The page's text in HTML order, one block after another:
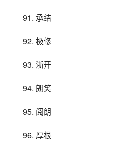
91. 承结
92. 极修
93. 浙开
94. 朗笑
95. 阅朗
96. 厚根